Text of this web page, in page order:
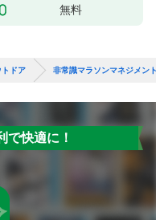
無料
トドア 非常識マラソンマネジメン
で快適に！